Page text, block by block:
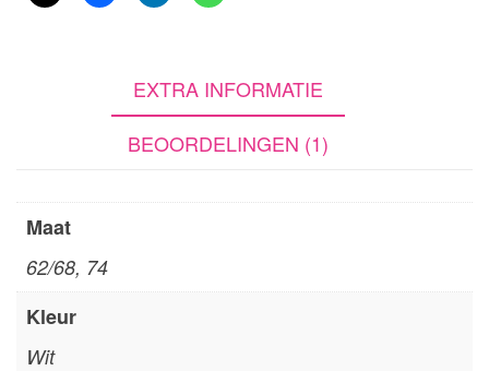
EXTRA INFORMATIE
BEOORDELINGEN (1)
Maat
62/68, 74
Kleur
Wit